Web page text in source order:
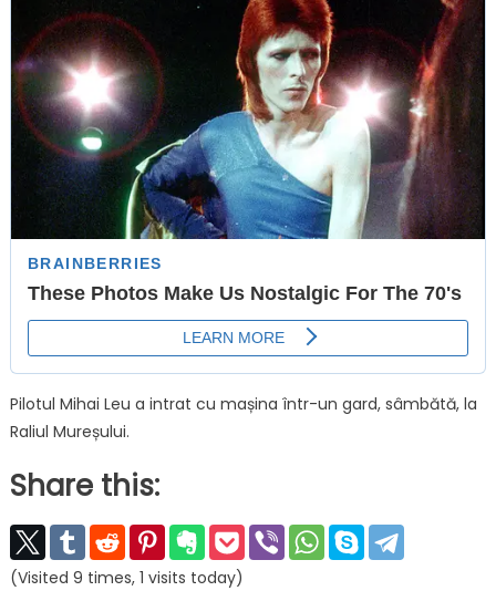
Pilotul Mihai Leu a intrat cu mașina într-un gard, sâmbătă, la
Raliul Mureșului.
Share this:
(Visited 9 times, 1 visits today)